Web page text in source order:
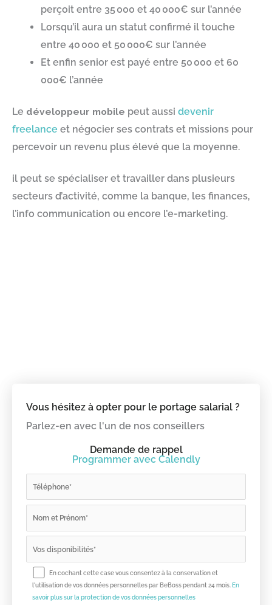
Vous hésitez à opter pour le portage salarial ?
Parlez-en avec l'un de nos conseillers
Demande de rappel
Programmer avec Calendly
En cochant cette case vous consentez à la conservation et
l'utilisation de vos données personnelles par BeBoss pendant 24 mois. En
savoir plus sur la protection de vos données personnelles
perçoit entre 35 000 et 40 000€ sur l’année
Lorsqu’il aura un statut confirmé il touche
entre 40 000 et 50 000€ sur l’année
Et enfin senior est payé entre 50 000 et 60
000€ l’année
Le développeur mobile peut aussi devenir
freelance et négocier ses contrats et missions pour
percevoir un revenu plus élevé que la moyenne.
il peut se spécialiser et travailler dans plusieurs
secteurs d’activité, comme la banque, les finances,
l’info communication ou encore l’e-marketing.